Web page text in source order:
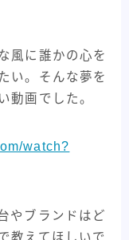
風に誰かの心を
い。そんな夢を
動画でした。
watch?
やブランドはど